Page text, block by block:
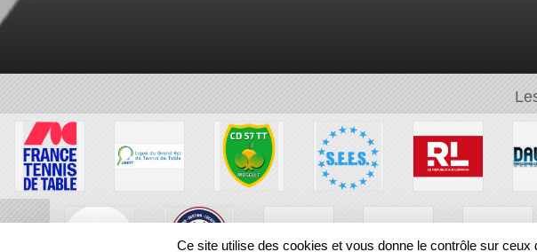
Ce site utilise des cookies et vous donne le contrôle sur ceux